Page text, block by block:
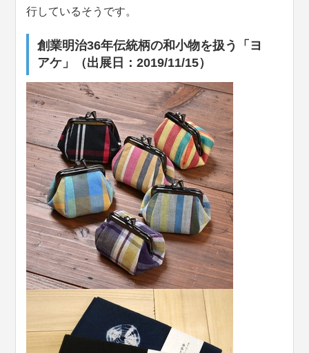
行しているそうです。
創業明治36年伝統柄の和小物を扱う「ヨ
アケ」（出展日：2019/11/15）